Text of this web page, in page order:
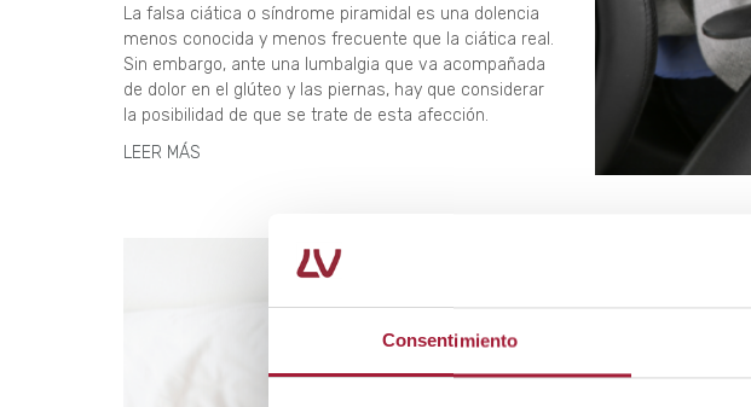
Consentimiento
La falsa ciática o síndrome piramidal es una dolencia
menos conocida y menos frecuente que la ciática real.
Sin embargo, ante una lumbalgia que va acompañada
de dolor en el glúteo y las piernas, hay que considerar
la posibilidad de que se trate de esta afección.
LEER MÁS
prevenir
Mantener una